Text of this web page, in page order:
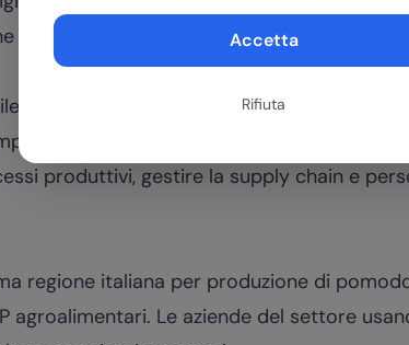
Accetta
Rifiuta
degli ordini), la comunicazione (content
con aziende attive soprattutto nel
produttivi, gestire la supply chain e
regione italiana per produzione di
agroalimentari. Le aziende del settore